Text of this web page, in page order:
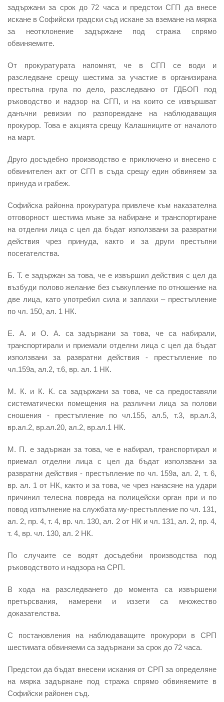
задържани за срок до 72 часа и предстои СГП да внесе
искане в Софийски градски съд искане за вземане на мярка
за неотклонение задържане под стража спрямо
обвиняемите.
От прокуратурата напомнят, че в СГП се води и
разследване срещу шестима за участие в организирана
престъпна група по дело, разследвано от ГДБОП под
ръководство и надзор на СГП, и на които се извършват
данъчни ревизии по разпореждане на наблюдаващия
прокурор. Това е акцията срещу Калашниците от началото
на март.
Друго досъдебно производство е приключено и внесено с
обвинителен акт от СГП в съда срещу един обвиняем за
принуда и грабеж.
Софийска районна прокуратура привлече към наказателна
отговорност шестима мъже за набиране и транспортиране
на отделни лица с цел да бъдат използвани за развратни
действия чрез принуда, както и за други престъпни
посегателства.
Б. Т. е задържан за това, че е извършил действия с цел да
възбуди полово желание без съвкупление по отношение на
две лица, като употребил сила и заплахи – престъпление
по чл. 150, ал. 1 НК.
Е. А. и О. А. са задържани за това, че са набирали,
транспортирали и приемали отделни лица с цел да бъдат
използвани за развратни действия - престъпление по
чл.159а, ал.2, т.6, вр. ал. 1 НК.
М. К. и К. К. са задържани за това, че са предоставяли
систематически помещения на различни лица за полови
сношения - престъпление по чл.155, ал.5, т.3, вр.ал.3,
вр.ал.2, вр.ал.20, ал.2, вр.ал.1 НК.
М. П. е задържан за това, че е набирал, транспортирал и
приемал отделни лица с цел да бъдат използвани за
развратни действия - престъпление по чл. 159а, ал. 2, т. 6,
вр. ал. 1 от НК, както и за това, че чрез нанасяне на удари
причинил телесна повреда на полицейски орган при и по
повод изпълнение на службата му-престъпление по чл. 131,
ал. 2, пр. 4, т. 4, вр. чл. 130, ал. 2 от НК и чл. 131, ал. 2, пр. 4,
т. 4, вр. чл. 130, ал. 2 НК.
По случаите се водят досъдебни производства под
ръководството и надзора на СРП.
В хода на разследването до момента са извършени
претърсвания, намерени и иззети са множество
доказателства.
С постановления на наблюдаващите прокурори в СРП
шестимата обвиняеми са задържани за срок до 72 часа.
Предстои да бъдат внесени искания от СРП за определяне
на мярка задържане под стража спрямо обвиняемите в
Софийски районен съд.